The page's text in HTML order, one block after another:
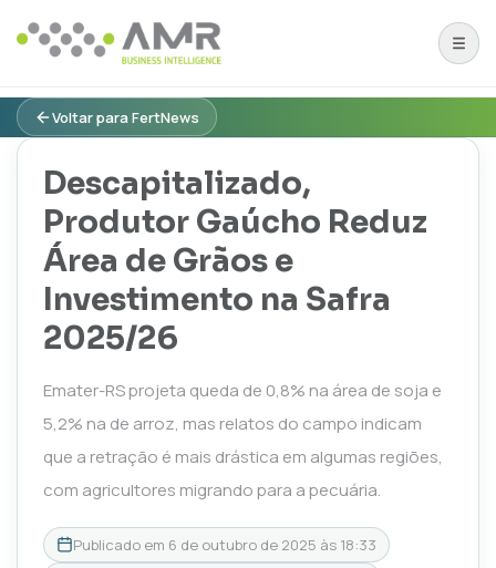
Voltar para FertNews
Descapitalizado,
Produtor Gaúcho Reduz
Área de Grãos e
Investimento na Safra
2025/26
Emater-RS projeta queda de 0,8% na área de soja e
5,2% na de arroz, mas relatos do campo indicam
que a retração é mais drástica em algumas regiões,
com agricultores migrando para a pecuária.
Publicado em 6 de outubro de 2025 às 18:33